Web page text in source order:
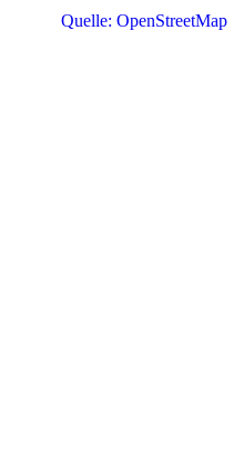
Quelle: OpenStreetMap